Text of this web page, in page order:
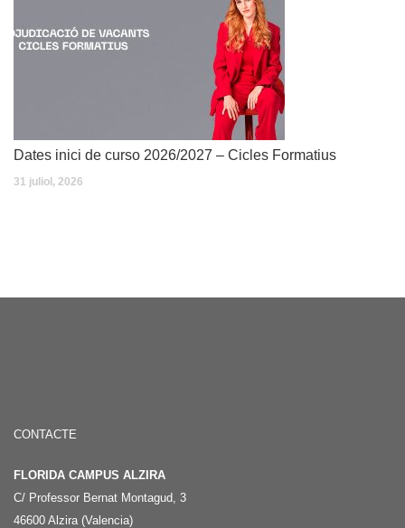
Dates inici de curso 2026/2027 – Cicles Formatius
31 juliol, 2026
CONTACTE
FLORIDA CAMPUS ALZIRA
C/ Professor Bernat Montagud, 3
46600 Alzira (Valencia)